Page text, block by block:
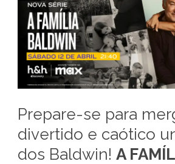
Prepare-se para
divertido e caótico
dos Baldwin! A